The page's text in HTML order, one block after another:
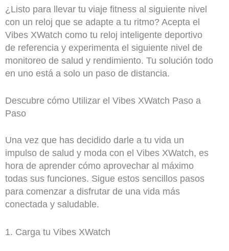
¿Listo para llevar tu viaje fitness al siguiente nivel
con un reloj que se adapte a tu ritmo? Acepta el
Vibes XWatch como tu reloj inteligente deportivo
de referencia y experimenta el siguiente nivel de
monitoreo de salud y rendimiento. Tu solución todo
en uno está a solo un paso de distancia.
Descubre cómo Utilizar el Vibes XWatch Paso a
Paso
Una vez que has decidido darle a tu vida un
impulso de salud y moda con el Vibes XWatch, es
hora de aprender cómo aprovechar al máximo
todas sus funciones. Sigue estos sencillos pasos
para comenzar a disfrutar de una vida más
conectada y saludable.
1. Carga tu Vibes XWatch